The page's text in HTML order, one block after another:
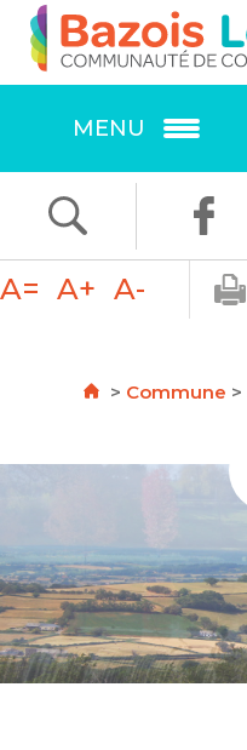
RECHERCHE
MENU
> Commune >
A= A+ A-
F
ac
e
k
w
itt
m